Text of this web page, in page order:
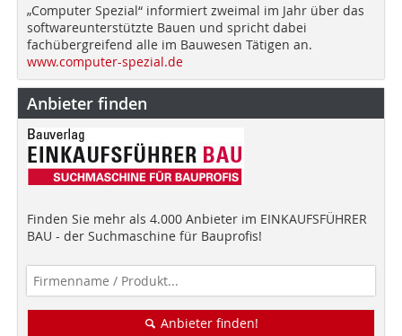
„Computer Spezial“ informiert zweimal im Jahr über das
softwareunterstützte Bauen und spricht dabei
fachübergreifend alle im Bauwesen Tätigen an.
www.computer-spezial.de
Anbieter finden
Finden Sie mehr als 4.000 Anbieter im EINKAUFSFÜHRER
BAU - der Suchmaschine für Bauprofis!
Anbieter finden!